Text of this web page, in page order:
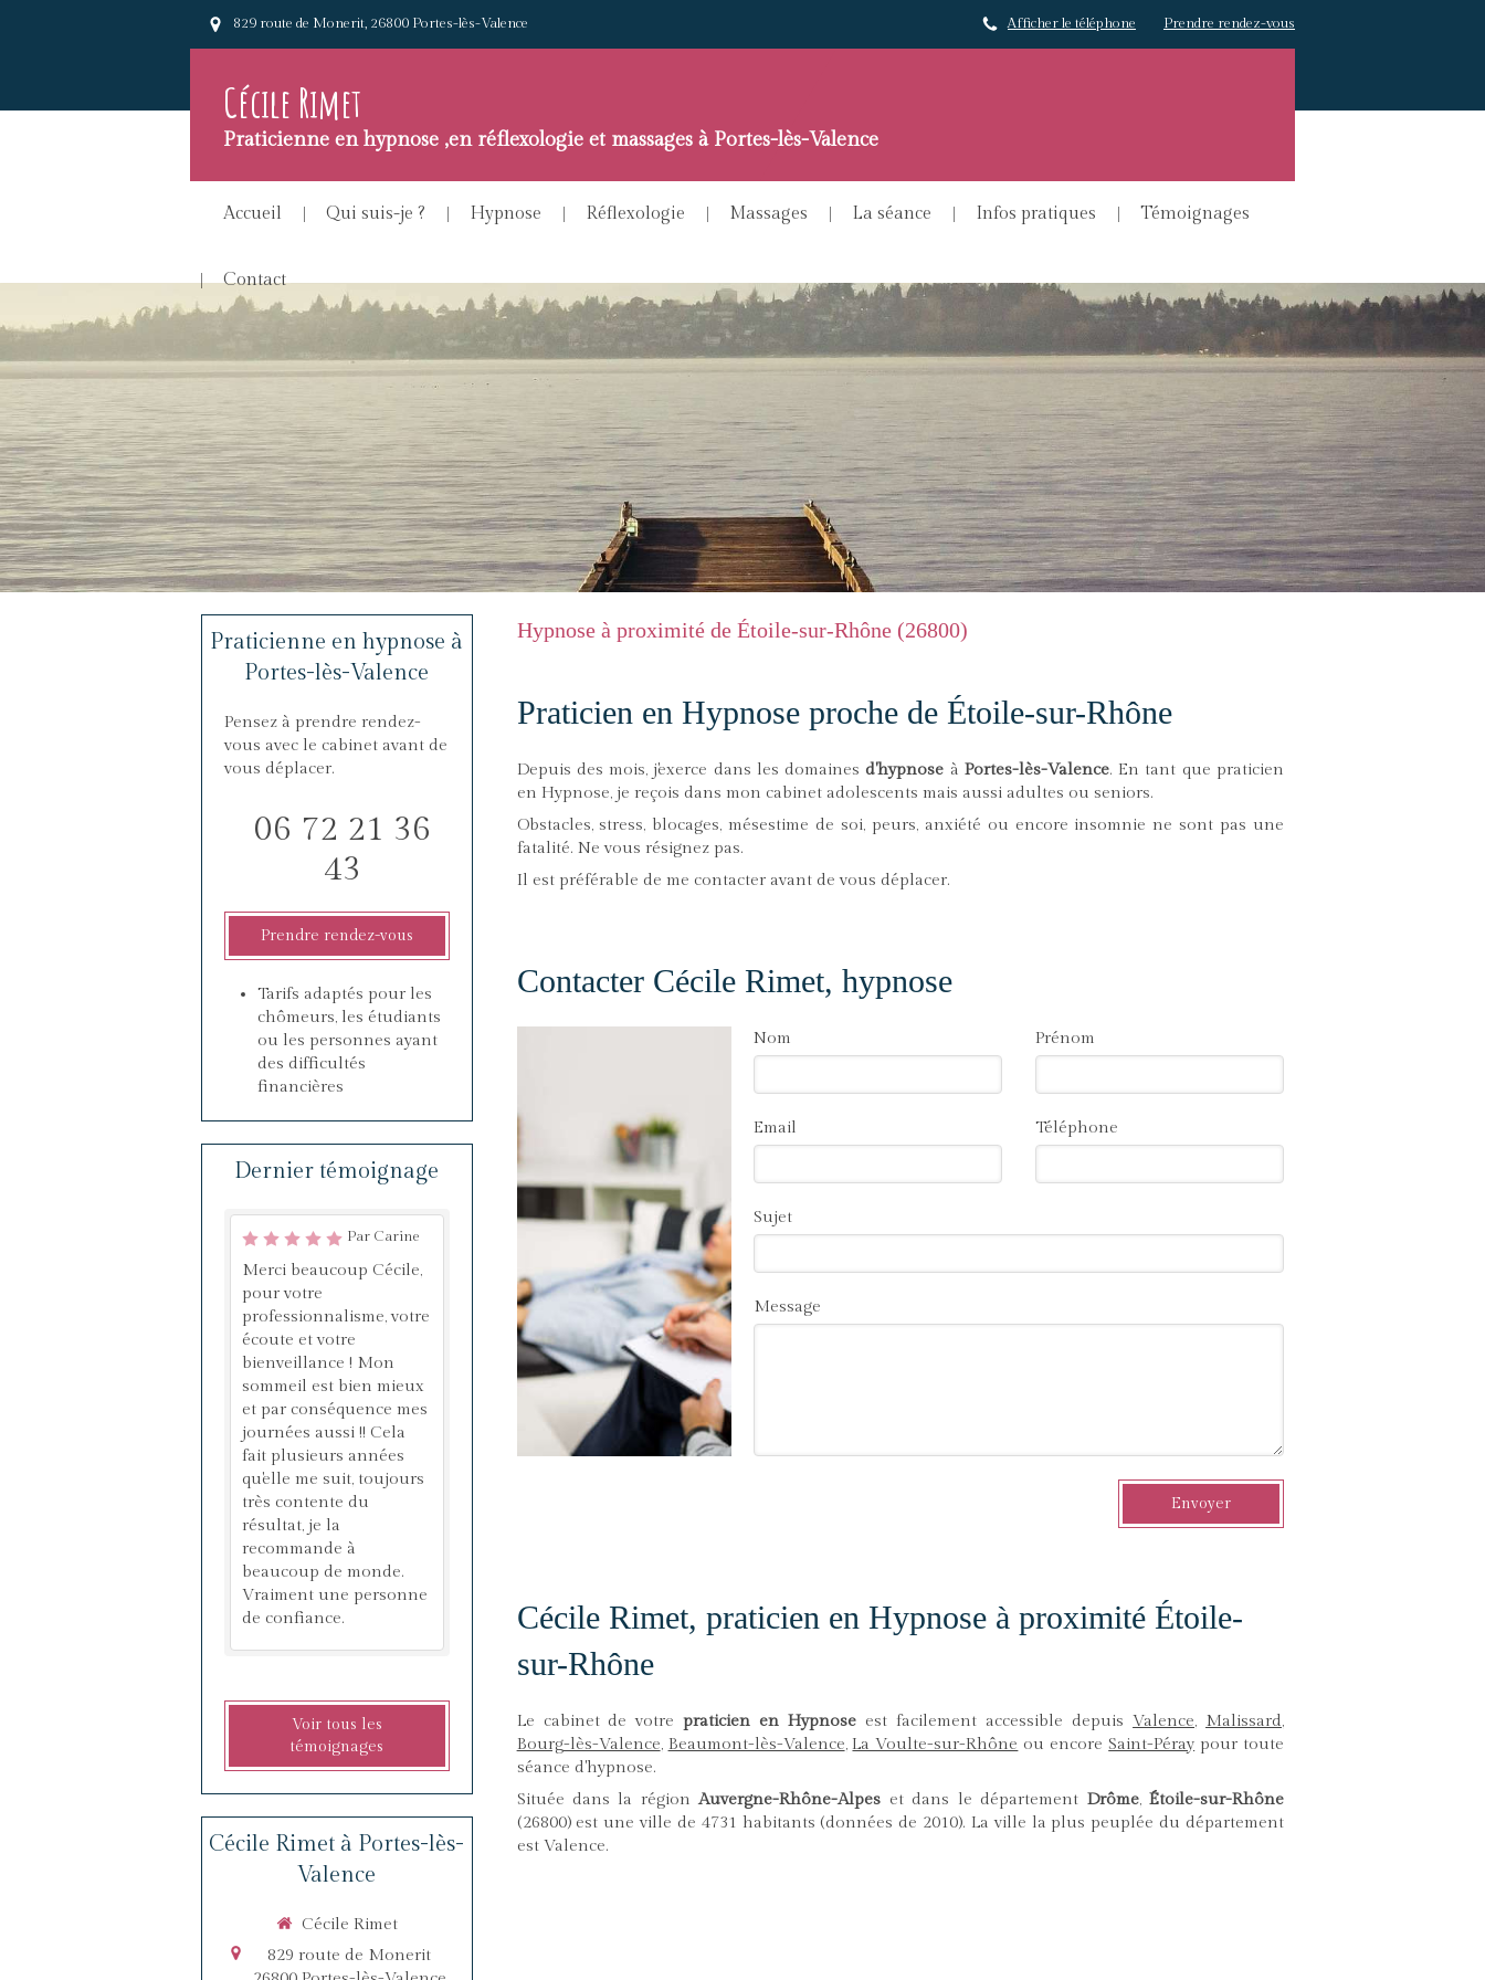
829 route de Monerit, 26800 Portes-lès-Valence Prendre rendez-vous
Afficher le téléphone
Cécile Rimet
Praticienne en hypnose ,en réflexologie et massages à Portes-lès-Valence
Accueil Qui suis-je ? Hypnose Réflexologie Massages La séance Infos pratiques Témoignages
Contact
Hypnose à proximité de Étoile-sur-Rhône (26800)
Praticien en Hypnose proche de Étoile-sur-Rhône
Depuis des mois, j'exerce dans les domaines d'hypnose à Portes-lès-Valence. En tant que praticien
en Hypnose, je reçois dans mon cabinet adolescents mais aussi adultes ou seniors.
Obstacles, stress, blocages, mésestime de soi, peurs, anxiété ou encore insomnie ne sont pas une
fatalité. Ne vous résignez pas.
Il est préférable de me contacter avant de vous déplacer.
Contacter Cécile Rimet, hypnose
Nom Prénom
Email Téléphone
Sujet
Message
Envoyer
Cécile Rimet, praticien en Hypnose à proximité Étoile-
sur-Rhône
Le cabinet de votrepraticien en Hypnose est facilement accessible depuisValence, Malissard,
Bourg-lès-Valence, Beaumont-lès-Valence, La Voulte-sur-Rhône ou encoreSaint-Péray pour toute
séance d'hypnose.
Située dans la régionAuvergne-Rhône-Alpes et dans le département Drôme,Étoile-sur-Rhône
(26800) est une ville de 4731 habitants (données de 2010). La ville la plus peuplée du département
est Valence.
Praticienne en hypnose à
Portes-lès-Valence
Pensez à prendre rendez-
vous avec le cabinet avant de
vous déplacer.
06 72 21 36
43
Prendre rendez-vous
Tarifs adaptés pour les
chômeurs, les étudiants
ou les personnes ayant
des difficultés
financières
Dernier témoignage
Par Carine
Merci beaucoup Cécile,
pour votre
professionnalisme, votre
écoute et votre
bienveillance ! Mon
sommeil est bien mieux
et par conséquence mes
journées aussi !! Cela
fait plusieurs années
qu'elle me suit, toujours
très contente du
résultat, je la
recommande à
beaucoup de monde.
Vraiment une personne
de confiance.
Voir tous les
témoignages
Cécile Rimet à Portes-lès-
Valence
Cécile Rimet
829 route de Monerit